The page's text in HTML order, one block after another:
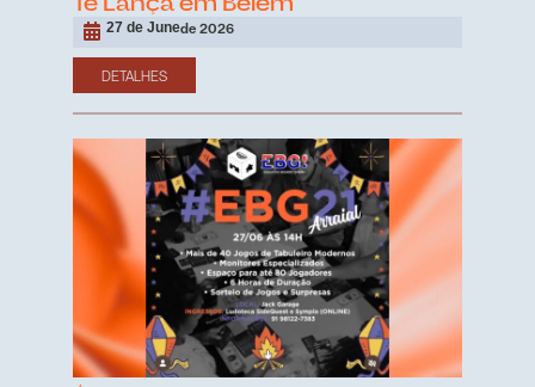
Te Lança em Belém
27 de Junede 2026
DETALHES